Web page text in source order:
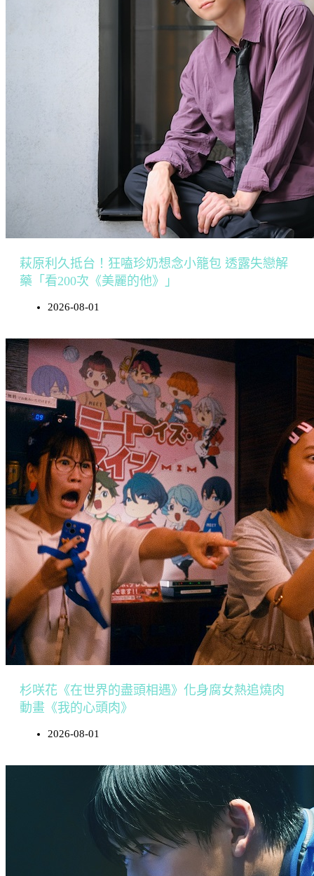
萩原利久抵台！狂嗑珍奶想念小籠包 透露失戀解
藥「看200次《美麗的他》」
2026-08-01
杉咲花《在世界的盡頭相遇》化身腐女熱追燒肉
動畫《我的心頭肉》
2026-08-01